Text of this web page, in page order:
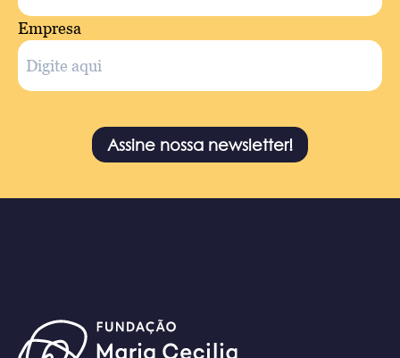
Empresa
Assine nossa newsletter!